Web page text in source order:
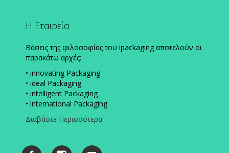
Η Εταιρεία
Βάσεις της φιλοσοφίας του ipackaging αποτελούν οι
παρακάτω αρχές:
• innovating Packaging
• ideal Packaging
• intelligent Packaging
• international Packaging
Διαβάστε Περισσότερα